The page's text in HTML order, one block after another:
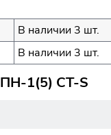
В наличии 3 шт.
В наличии 3 шт.
1(5) CT-S